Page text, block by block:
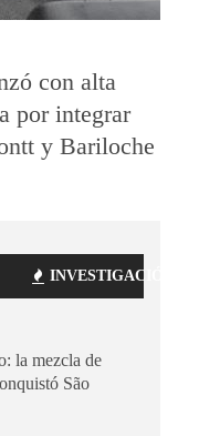
con alta
por integrar
y Bariloche
INVESTIGACIÓN
la mezcla de
São